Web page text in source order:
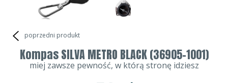
poprzedni produkt
Kompas SILVA METRO BLACK (36905-1001)
miej zawsze pewność, w którą stronę idziesz